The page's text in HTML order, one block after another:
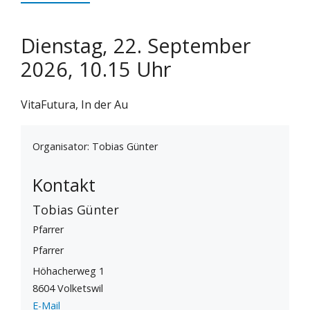
Dienstag, 22. September
2026, 10.15 Uhr
VitaFutura, In der Au
Organisator: Tobias Günter
Kontakt
Tobias Günter
Pfarrer
Pfarrer
Höhacherweg 1
8604 Volketswil
E-Mail